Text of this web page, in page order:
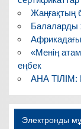
Жаңғақтың
Балаларды
Африкадағы
«Менің
еңбек
АНА ТІЛІМ:
Электронды